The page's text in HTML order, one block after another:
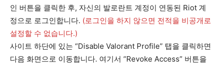
인 버튼을 클릭한 후, 자신의 발로란트 계정이 연동된 Riot 계
정으로 로그인합니다. (로그인을 하지 않으면 전적을 비공개로
설정할 수 없습니다.)
사이트 하단에 있는 “Disable Valorant Profile” 탭을 클릭하면
다음 화면으로 이동합니다. 여기서 “Revoke Access” 버튼을